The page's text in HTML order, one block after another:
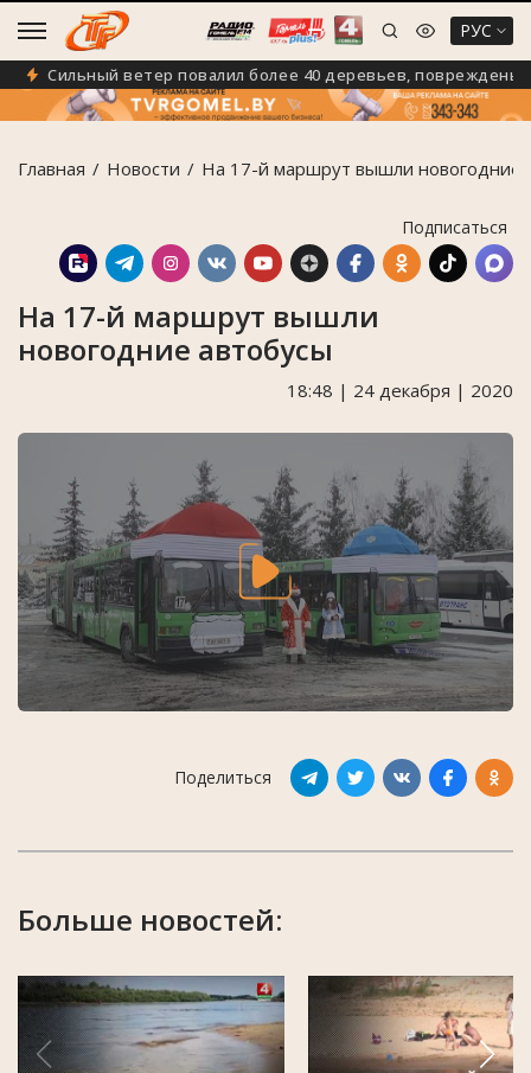
РУС
Сильный ветер повалил более 40 деревьев, повреждены 5
Главная Новости На 17-й маршрут вышли новогодние
Подписаться
На 17-й маршрут вышли
новогодние автобусы
18:48 | 24 декабря | 2020
Поделиться
Больше новостей: